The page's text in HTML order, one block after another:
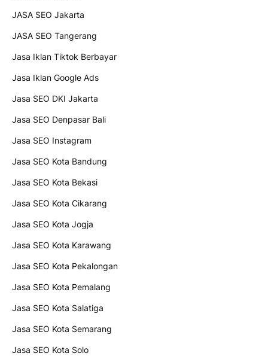
JASA SEO Jakarta
JASA SEO Tangerang
Jasa Iklan Tiktok Berbayar
Jasa Iklan Google Ads
Jasa SEO DKI Jakarta
Jasa SEO Denpasar Bali
Jasa SEO Instagram
Jasa SEO Kota Bandung
Jasa SEO Kota Bekasi
Jasa SEO Kota Cikarang
Jasa SEO Kota Jogja
Jasa SEO Kota Karawang
Jasa SEO Kota Pekalongan
Jasa SEO Kota Pemalang
Jasa SEO Kota Salatiga
Jasa SEO Kota Semarang
Jasa SEO Kota Solo